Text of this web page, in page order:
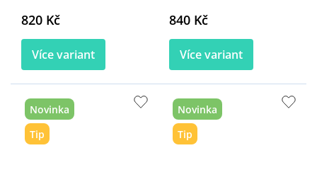
820 Kč
Více variant
840 Kč
Více variant
Novinka
Tip
Novinka
Tip